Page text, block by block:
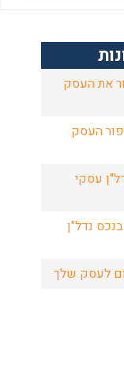
את העסק
העסק
עסקי
נדל"ן
לעסק שלך